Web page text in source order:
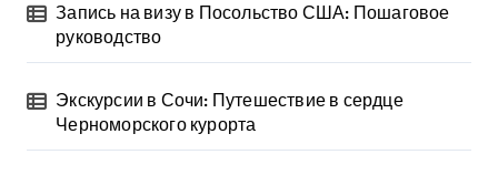
Запись на визу в Посольство США: Пошаговое
руководство
Экскурсии в Сочи: Путешествие в сердце
Черноморского курорта